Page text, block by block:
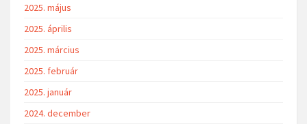
2025. május
2025. április
2025. március
2025. február
2025. január
2024. december